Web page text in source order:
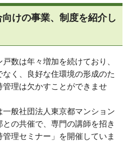
けの事業、制度を紹介し
数は年々増加を続けており、
く、良好な住環境の形成のた
理は欠かすことができませ
般社団法人東京都マンション
の共催で、専門の講師を招き
管理セミナー」を開催していま